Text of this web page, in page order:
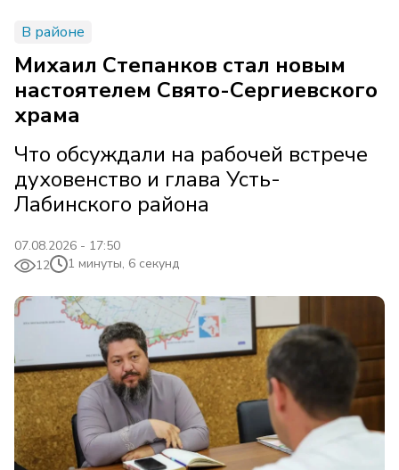
В районе
Михаил Степанков стал новым
настоятелем Свято-Сергиевского
храма
Что обсуждали на рабочей встрече
духовенство и глава Усть-
Лабинского района
07.08.2026 - 17:50
12
1 минуты, 6 секунд